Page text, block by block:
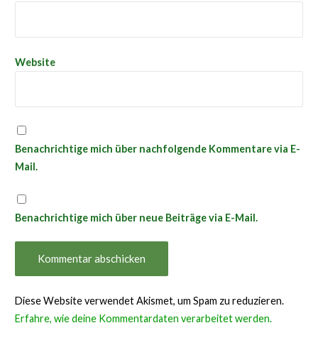
Website
Benachrichtige mich über nachfolgende Kommentare via E-
Mail.
Benachrichtige mich über neue Beiträge via E-Mail.
Diese Website verwendet Akismet, um Spam zu reduzieren.
Erfahre, wie deine Kommentardaten verarbeitet werden.